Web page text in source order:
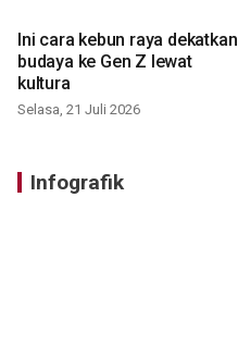
Ini cara kebun raya dekatkan
budaya ke Gen Z lewat
kultura
Selasa, 21 Juli 2026
Infografik